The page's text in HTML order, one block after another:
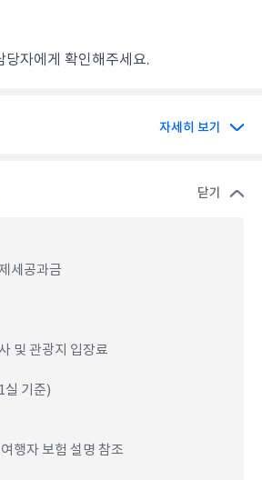
당자에게 확인해주세요.
자세히 보기
닫기
세공과금
및 관광지 입장료
실 기준)
행자 보험 설명 참조